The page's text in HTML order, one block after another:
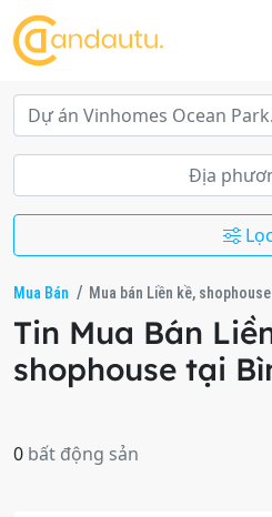
Địa
Lọc
Mua Bán Mua bán Liền kề,
Tin Mua Bán
shophouse tại
0 bất động sản